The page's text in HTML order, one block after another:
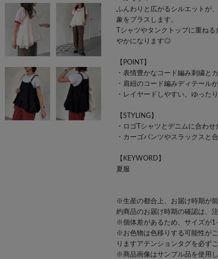
ふんわりと広がるシルエットが
象をプラスします。
Tシャツやタンクトップに重ね
やかになります◎
【POINT】
・表情豊かなコード編み刺繍と
・肩紐のコード編みディテール
・レイヤードしやすい、ゆった
【STYLING】
・ロゴTシャツとデニムに合わ
・カーゴパンツやスラックスと
【KEYWORD】
夏服
※生産の都合上、お届け時期が
約商品のお届け時期の確認は、
※個体差があるため、サイズが1
※お色物は色移りする可能性が
りますアテンションタグを必ず
※商品画像はサンプル品を使用